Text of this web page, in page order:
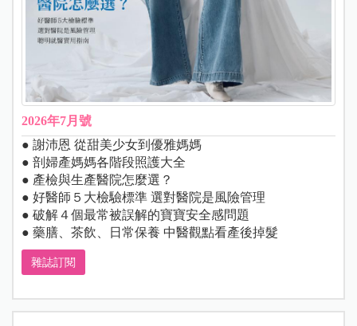
2026年7月號
● 謝沛恩 從甜美少女到優雅媽媽
● 剖婦產媽媽各階段照護大全
● 產檢與生產醫院怎麼選？
● 好醫師５大檢驗標準 選對醫院是風險管理
● 破解４個最常被誤解的寶寶安全感問題
● 藥膳、茶飲、日常保養 中醫觀點看產後掉髮
雜誌訂閱